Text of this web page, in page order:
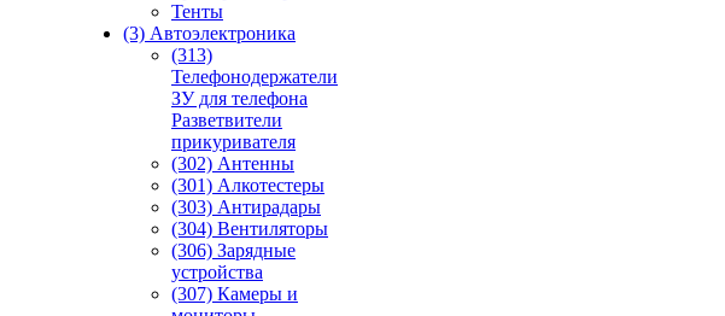
Тенты
(3) Автоэлектроника
(313)
Телефонодержатели
ЗУ для телефона
Разветвители
прикуривателя
(302) Антенны
(301) Алкотестеры
(303) Антирадары
(304) Вентиляторы
(306) Зарядные
устройства
(307) Камеры и